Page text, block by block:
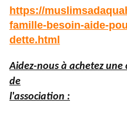
https://
famille-besoin-aide-
dette.html
Aidez-nous à achetez
de
l'association :